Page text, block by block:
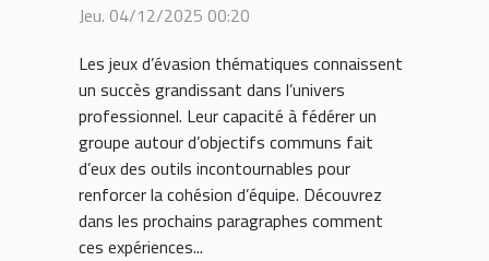
cohésion d'équipe ?
Jeu. 04/12/2025 00:20
Les jeux d’évasion thématiques connaissent
un succès grandissant dans l’univers
professionnel. Leur capacité à fédérer un
groupe autour d’objectifs communs fait
d’eux des outils incontournables pour
renforcer la cohésion d’équipe. Découvrez
dans les prochains paragraphes comment
ces expériences...